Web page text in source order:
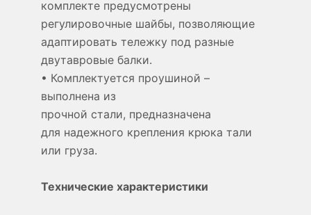
комплекте предусмотрены
регулировочные шайбы, позволяющие
адаптировать тележку под разные
двутавровые балки.
• Комплектуется проушиной –
выполнена из
прочной стали, предназначена
для надежного крепления крюка тали
или груза.
Технические характеристики